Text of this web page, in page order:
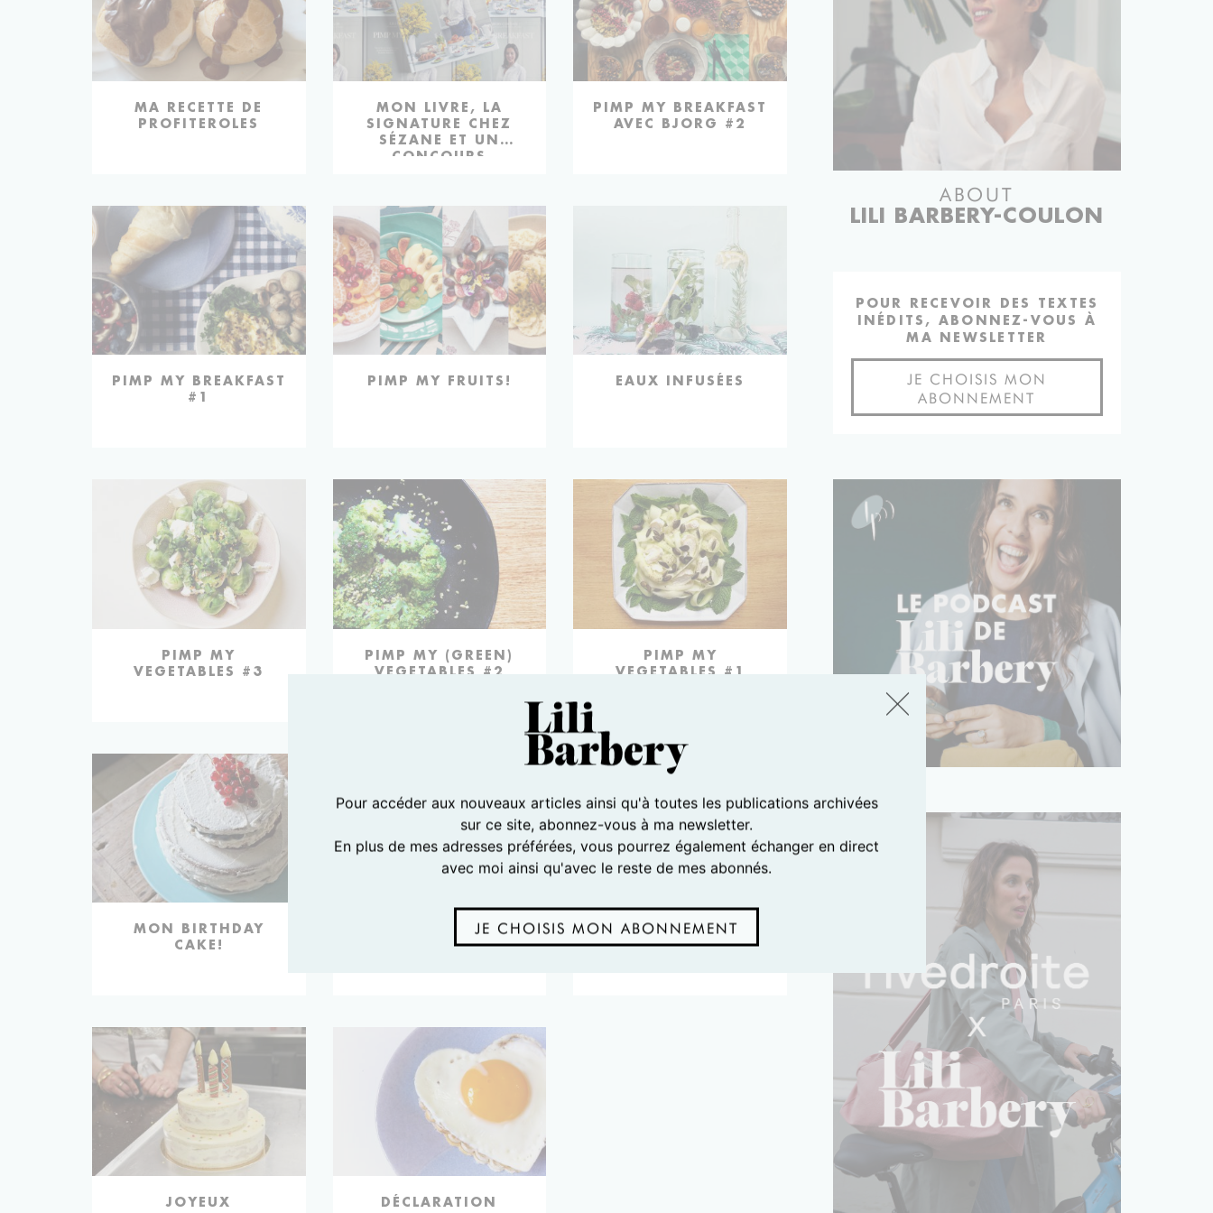
Pour accéder aux nouveaux articles ainsi qu'à toutes les publications archivées
sur ce site, abonnez-vous à ma newsletter.
En plus de mes adresses préférées, vous pourrez également échanger en direct
avec moi ainsi qu'avec le reste de mes abonnés.
JE CHOISIS MON ABONNEMENT
MA RECETTE DE
PROFITEROLES
MON LIVRE, LA
SIGNATURE CHEZ
SÉZANE ET UN
CONCOURS
PIMP MY BREAKFAST
AVEC BJORG #2
PIMP MY BREAKFAST
#1
PIMP MY FRUITS! EAUX INFUSÉES
PIMP MY
VEGETABLES #3
PIMP MY (GREEN)
VEGETABLES #2
PIMP MY
VEGETABLES #1
MON BIRTHDAY
CAKE!
NICE CREAM #4 GIVE ME FIVE!
JOYEUX
DÉCLARATION
ABOUT
LILI BARBERY-COULON
POUR RECEVOIR DES TEXTES
INÉDITS, ABONNEZ-VOUS À
MA NEWSLETTER
JE CHOISIS MON
ABONNEMENT